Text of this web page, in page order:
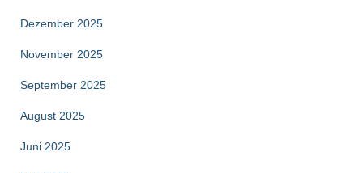
Dezember 2025
November 2025
September 2025
August 2025
Juni 2025